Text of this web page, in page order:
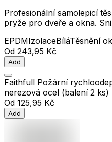
Profesionální samolepicí
pryže pro dveře a okna.
EPDMIzolaceBíláTěsnění
Od 243,95 Kč
Add
Faithfull Požární
nerezová ocel (balení 2 ks)
Od 125,95 Kč
Add